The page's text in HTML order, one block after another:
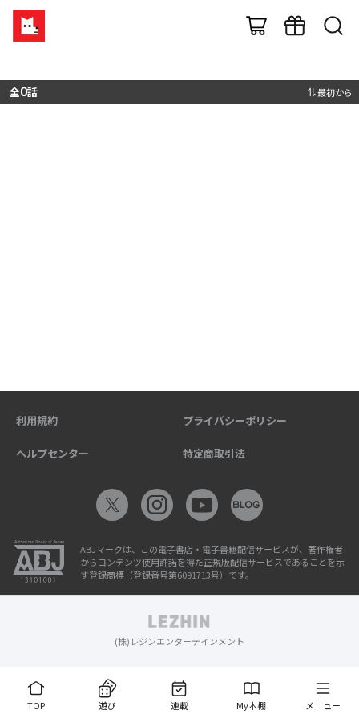
全0話 最初から
TOP 遊び 連載 My本棚 メニュー
利用規約 プライバシーポリシー
ヘルプセンター 特定商取引法
ABJマークは、この電子書店・電子書籍配信サービスが、著作権者
からコンテンツ使用許諾を得た正規版配信サービスであることを示
す登録商標（登録番号第6091713号）です。
(株)レジンエンターテインメント